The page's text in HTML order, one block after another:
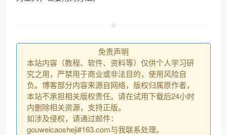
免责声明
本站内容（教程、软件、资料等）仅供个人学习研
究之用，严禁用于商业或非法目的，使用风险自
负。博客部分内容来源自网络，版权归属原作者，
本站不承担相关版权责任。请在试用下载后24小时
内删除相关资源，支持正版。
如涉及侵权，请通过邮件：
gouweicaosheji#163.com与我联系处理。